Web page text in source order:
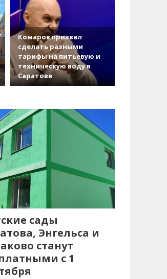
Комаров призвал
сделать разными
тарифы на питьевую и
техническую воду в
Саратове
сады
Энгельса и
станут
с 1